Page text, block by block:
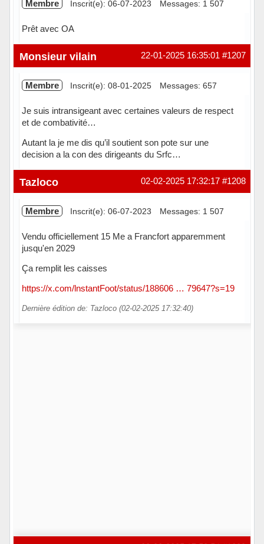
Membre Inscrit(e): 06-07-2023 Messages: 1 507
Prêt avec OA
Hors ligne #1207
22-01-2025 16:35:01
Monsieur vilain
Membre Inscrit(e): 08-01-2025 Messages: 657
Je suis intransigeant avec certaines valeurs de respect
et de combativité…
Autant la je me dis qu’il soutient son pote sur une
decision a la con des dirigeants du Srfc…
Hors ligne #1208
02-02-2025 17:32:17
Tazloco
Membre Inscrit(e): 06-07-2023 Messages: 1 507
Vendu officiellement 15 Me a Francfort apparemment
jusqu'en 2029
Ça remplit les caisses
https://x.com/lnstantFoot/status/188606 … 79647?s=19
Dernière édition de: Tazloco (02-02-2025 17:32:40)